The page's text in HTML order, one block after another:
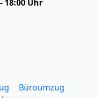
18:00 Uhr
Büroumzug